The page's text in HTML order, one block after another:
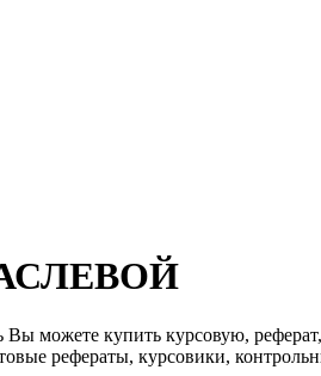
купить курсовую,
рефераты, курсовики,